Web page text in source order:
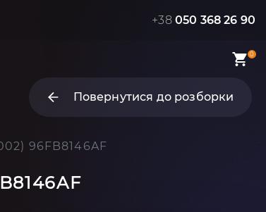
+38 050 368 26 90
0
Повернутися до розборки
96FB8146AF